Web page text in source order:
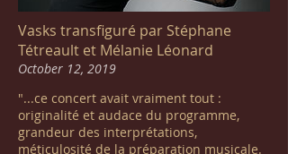
Vasks transfiguré par Stéphane
Tétreault et Mélanie Léonard
October 12, 2019
"...ce concert avait vraiment tout :
originalité et audace du programme,
grandeur des interprétations,
méticulosité de la préparation musicale.